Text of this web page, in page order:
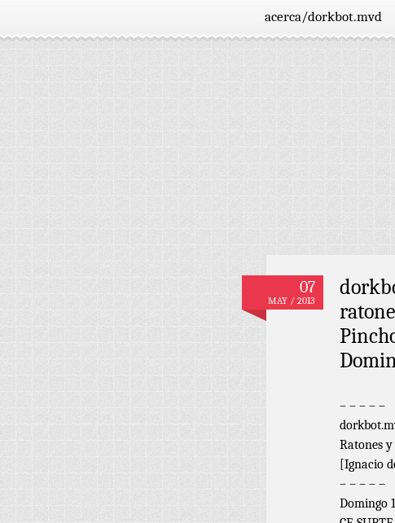
acerca/dorkbot.mvd
07
MAY / 2013
– – – – –
Ratones
[Ignacio
– – – – –
Domingo